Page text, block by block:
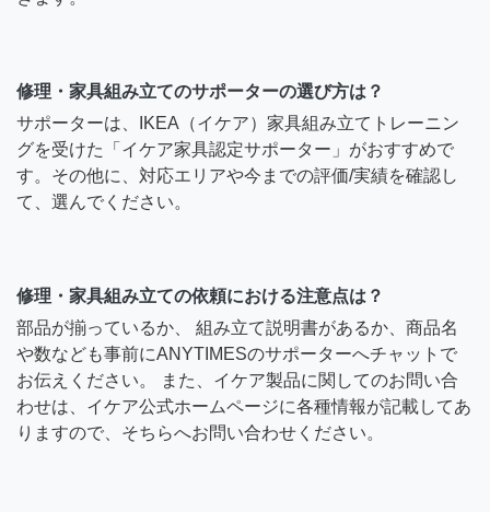
修理・家具組み立てのサポーターの選び方は？
サポーターは、IKEA（イケア）家具組み立てトレーニン
グを受けた「イケア家具認定サポーター」がおすすめで
す。その他に、対応エリアや今までの評価/実績を確認し
て、選んでください。
修理・家具組み立ての依頼における注意点は？
部品が揃っているか、 組み立て説明書があるか、商品名
や数なども事前にANYTIMESのサポーターへチャットで
お伝えください。 また、イケア製品に関してのお問い合
わせは、イケア公式ホームページに各種情報が記載してあ
りますので、そちらへお問い合わせください。